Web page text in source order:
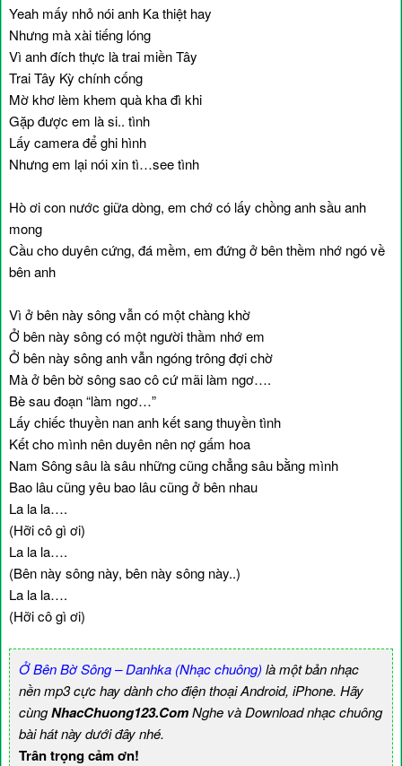
Yeah mấy nhỏ nói anh Ka thiệt hay
Nhưng mà xài tiếng lóng
Vì anh đích thực là trai miền Tây
Trai Tây Kỳ chính cống
Mờ khơ lèm khem quà kha đì khi
Gặp được em là si.. tình
Lấy camera để ghi hình
Nhưng em lại nói xin tì…see tình
Hò ơi con nước giữa dòng, em chớ có lấy chồng anh sầu anh
mong
Cầu cho duyên cứng, đá mềm, em đứng ở bên thềm nhớ ngó về
bên anh
Vì ở bên này sông vẫn có một chàng khờ
Ở bên này sông có một người thầm nhớ em
Ở bên này sông anh vẫn ngóng trông đợi chờ
Mà ở bên bờ sông sao cô cứ mãi làm ngơ….
Bè sau đoạn “làm ngơ…”
Lấy chiếc thuyền nan anh kết sang thuyền tình
Kết cho mình nên duyên nên nợ gấm hoa
Nam Sông sâu là sâu những cũng chẳng sâu bằng mình
Bao lâu cũng yêu bao lâu cũng ở bên nhau
La la la….
(Hỡi cô gì ơi)
La la la….
(Bên này sông này, bên này sông này..)
La la la….
(Hỡi cô gì ơi)
Ở Bên Bờ Sông – Danhka (Nhạc chuông) là một bản nhạc
nền mp3 cực hay dành cho điện thoại Android, iPhone. Hãy
cùngNhacChuong123.ComNghe và Download nhạc chuông
bài hát này dưới đây nhé.
Trân trọng cảm ơn!